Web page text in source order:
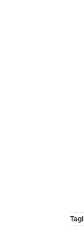
Tagi